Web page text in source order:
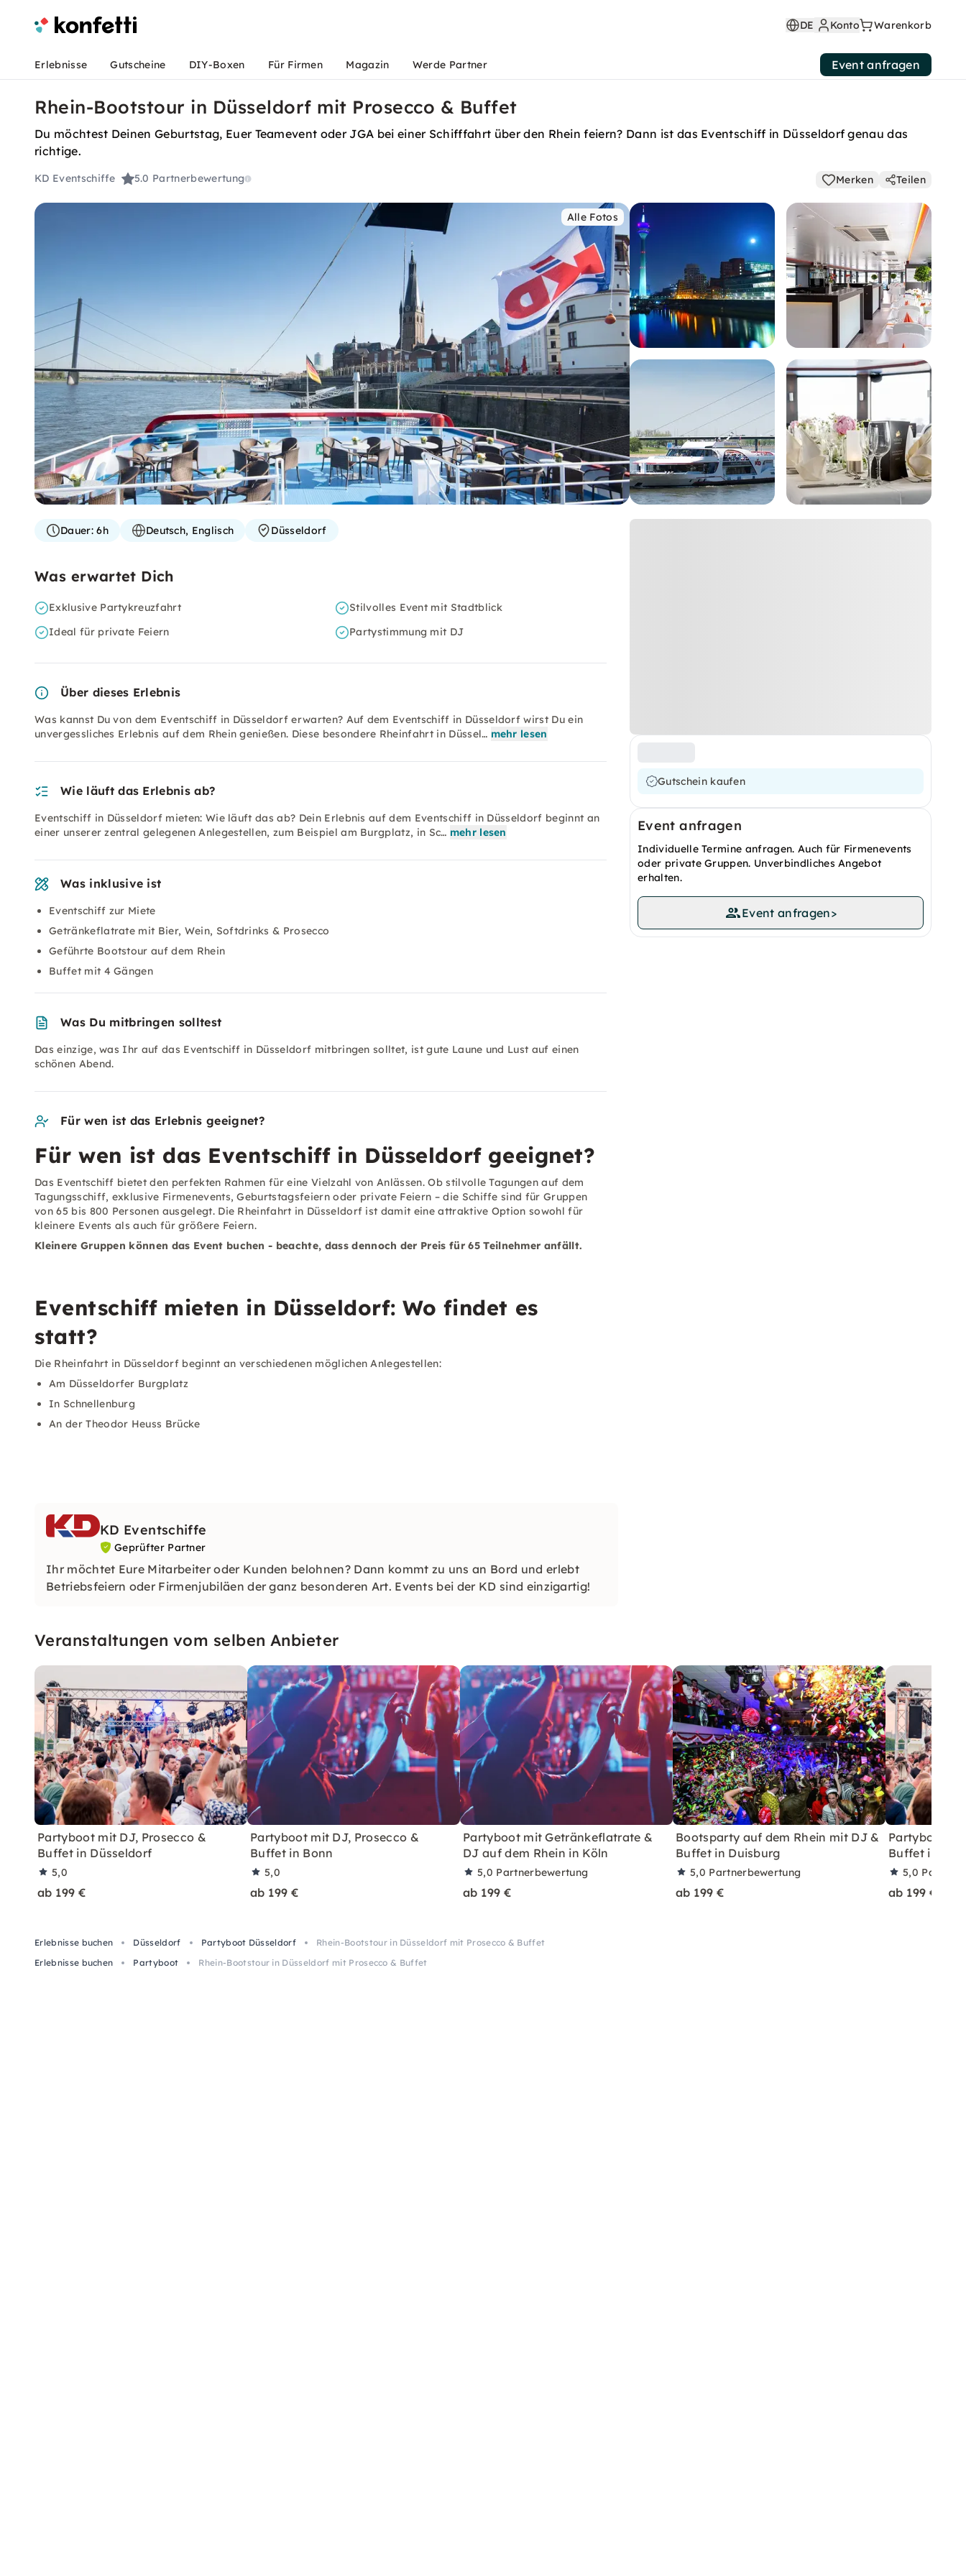
DE Konto Warenkorb
Erlebnisse Gutscheine DIY-Boxen Für Firmen Magazin Werde Partner Event anfragen
Rhein-Bootstour in Düsseldorf mit Prosecco & Buffet
Du möchtest Deinen Geburtstag, Euer Teamevent oder JGA bei einer Schifffahrt über den Rhein feiern? Dann ist das Eventschiff in Düsseldorf genau das
richtige.
KD Eventschiffe 5.0 Partnerbewertung Merken Teilen
Alle Fotos
Gutschein kaufen
Event anfragen
Individuelle Termine anfragen. Auch für Firmenevents
oder private Gruppen. Unverbindliches Angebot
erhalten.
Event anfragen>
Dauer:6h Deutsch, Englisch Düsseldorf
Was erwartet Dich
Exklusive Partykreuzfahrt
Stilvolles Event mit Stadtblick
Ideal für private Feiern
Partystimmung mit DJ
Über dieses Erlebnis
Was kannst Du von dem Eventschiff in Düsseldorf erwarten? Auf dem Eventschiff in Düsseldorf wirst Du ein
unvergessliches Erlebnis auf dem Rhein genießen. Diese besondere Rheinfahrt in Düssel… mehr lesen
Wie läuft das Erlebnis ab?
Eventschiff in Düsseldorf mieten: Wie läuft das ab? Dein Erlebnis auf dem Eventschiff in Düsseldorf beginnt an
einer unserer zentral gelegenen Anlegestellen, zum Beispiel am Burgplatz, in Sc… mehr lesen
Was inklusive ist
Eventschiff zur Miete
Getränkeflatrate mit Bier, Wein, Softdrinks & Prosecco
Geführte Bootstour auf dem Rhein
Buffet mit 4 Gängen
Was Du mitbringen solltest
Das einzige, was Ihr auf das Eventschiff in Düsseldorf mitbringen solltet, ist gute Laune und Lust auf einen
schönen Abend.
Für wen ist das Erlebnis geeignet?
Für wen ist das Eventschiff in Düsseldorf geeignet?
Das Eventschiff bietet den perfekten Rahmen für eine Vielzahl von Anlässen. Ob stilvolle Tagungen auf dem
Tagungsschiff, exklusive Firmenevents, Geburtstagsfeiern oder private Feiern – die Schiffe sind für Gruppen
von 65 bis 800 Personen ausgelegt. Die Rheinfahrt in Düsseldorf ist damit eine attraktive Option sowohl für
kleinere Events als auch für größere Feiern.
Kleinere Gruppen können das Event buchen - beachte, dass dennoch der Preis für 65 Teilnehmer anfällt.
Eventschiff mieten in Düsseldorf: Wo findet es
statt?
Die Rheinfahrt in Düsseldorf beginnt an verschiedenen möglichen Anlegestellen:
Am Düsseldorfer Burgplatz
In Schnellenburg
An der Theodor Heuss Brücke
KD Eventschiffe
Geprüfter Partner
Ihr möchtet Eure Mitarbeiter oder Kunden belohnen? Dann kommt zu uns an Bord und erlebt
Betriebsfeiern oder Firmenjubiläen der ganz besonderen Art. Events bei der KD sind einzigartig!
Veranstaltungen vom selben Anbieter
Partyboot mit DJ, Prosecco &
Buffet in Düsseldorf
5,0
ab 199 €
Partyboot mit DJ, Prosecco &
Buffet in Bonn
5,0
ab 199 €
Partyboot mit Getränkeflatrate &
DJ auf dem Rhein in Köln
5,0 Partnerbewertung
ab 199 €
Bootsparty auf dem Rhein mit DJ &
Buffet in Duisburg
5,0 Partnerbewertung
ab 199 €
Partyboot
Buffet in
5,0
ab 199 €
Erlebnisse buchen Düsseldorf Partyboot Düsseldorf
Rhein-Bootstour in Düsseldorf mit Prosecco & Buffet
Erlebnisse buchen
Partyboot Rhein-Bootstour in Düsseldorf mit Prosecco & Buffet